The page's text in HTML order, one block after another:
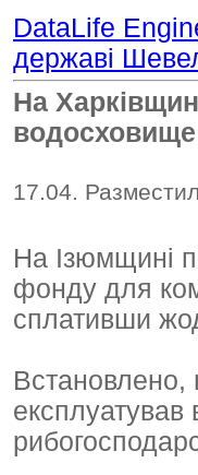
DataLife
державі
На
водосховище
17.04.
На Ізюмщині
фонду для
сплативши
Встановлено,